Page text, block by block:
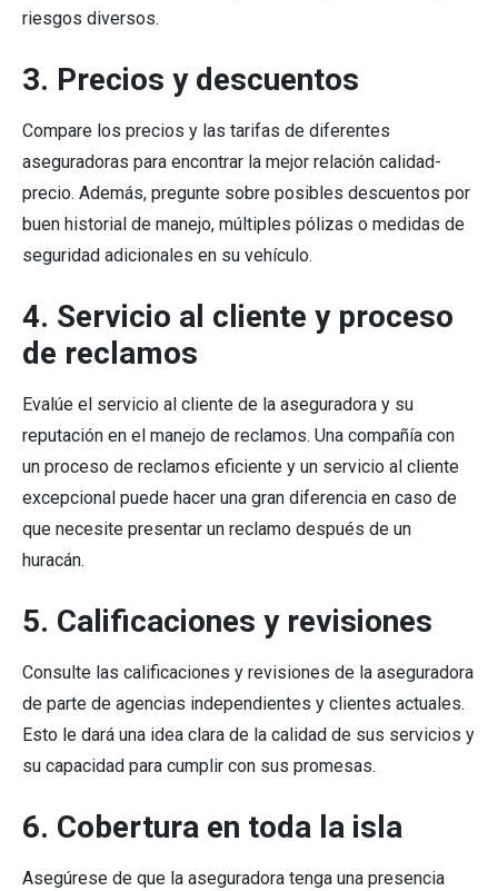
riesgos diversos.
3. Precios y descuentos
Compare los precios y las tarifas de diferentes
aseguradoras para encontrar la mejor relación calidad-
precio. Además, pregunte sobre posibles descuentos por
buen historial de manejo, múltiples pólizas o medidas de
seguridad adicionales en su vehículo.
4. Servicio al cliente y proceso
de reclamos
Evalúe el servicio al cliente de la aseguradora y su
reputación en el manejo de reclamos. Una compañía con
un proceso de reclamos eficiente y un servicio al cliente
excepcional puede hacer una gran diferencia en caso de
que necesite presentar un reclamo después de un
huracán.
5. Calificaciones y revisiones
Consulte las calificaciones y revisiones de la aseguradora
de parte de agencias independientes y clientes actuales.
Esto le dará una idea clara de la calidad de sus servicios y
su capacidad para cumplir con sus promesas.
6. Cobertura en toda la isla
Asegúrese de que la aseguradora tenga una presencia